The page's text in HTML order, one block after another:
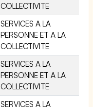
COLLECTIVITE
SERVICES A LA
PERSONNE ET A LA
COLLECTIVITE
SERVICES A LA
PERSONNE ET A LA
COLLECTIVITE
SERVICES A LA